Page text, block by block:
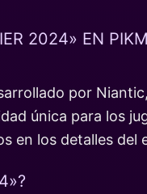
2024» EN
por
única para los
en los detalles